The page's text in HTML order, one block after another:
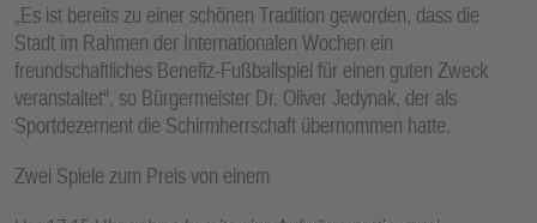
„Es ist bereits zu einer schönen Tradition geworden, dass die
Stadt im Rahmen der Internationalen Wochen ein
freundschaftliches Benefiz-Fußballspiel für einen guten Zweck
veranstaltet“, so Bürgermeister Dr. Oliver Jedynak, der als
Sportdezernent die Schirmherrschaft übernommen hatte.
Zwei Spiele zum Preis von einem